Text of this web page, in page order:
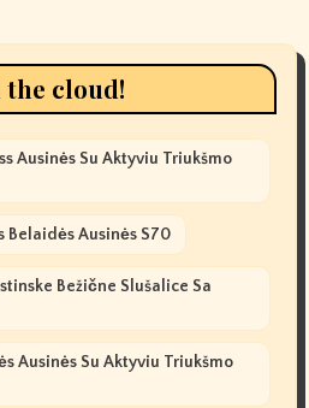
the cloud!
Ausinės Su Aktyviu Triukšmo
Belaidės Ausinės S70
Bežične Slušalice Sa
Ausinės Su Aktyviu Triukšmo